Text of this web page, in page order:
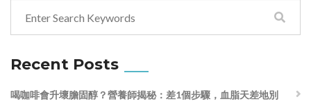
Recent Posts
喝咖啡會升壞膽固醇？營養師揭秘：差1個步驟，血脂天差地別